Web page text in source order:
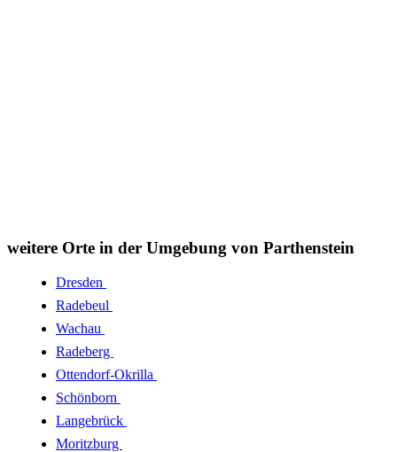
weitere Orte in der Umgebung von Parthenstein
Dresden
Radebeul
Wachau
Radeberg
Ottendorf-Okrilla
Schönborn
Langebrück
Moritzburg